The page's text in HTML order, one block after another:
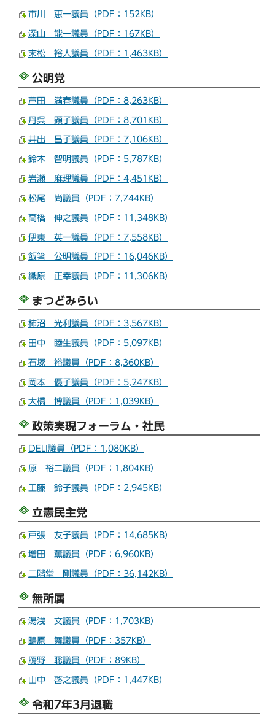
市川 恵一議員（PDF：152KB）
深山 能一議員（PDF：167KB）
末松 裕人議員（PDF：1,463KB）
公明党
芦田 満春議員（PDF：8,263KB）
丹呉 顕子議員（PDF：8,701KB）
井出 昌子議員（PDF：7,106KB）
鈴木 智明議員（PDF：5,787KB）
岩瀬 麻理議員（PDF：4,451KB）
松尾 尚議員（PDF：7,744KB）
高橋 伸之議員（PDF：11,348KB）
伊東 英一議員（PDF：7,558KB）
飯箸 公明議員（PDF：16,046KB）
織原 正幸議員（PDF：11,306KB）
まつどみらい
柿沼 光利議員（PDF：3,567KB）
田中 睦生議員（PDF：5,097KB）
石塚 裕議員（PDF：8,360KB）
岡本 優子議員（PDF：5,247KB）
大橋 博議員（PDF：1,039KB）
政策実現フォーラム・社民
DELI議員（PDF：1,080KB）
原 裕二議員（PDF：1,804KB）
工藤 鈴子議員（PDF：2,945KB）
立憲民主党
戸張 友子議員（PDF：14,685KB）
増田 薫議員（PDF：6,960KB）
二階堂 剛議員（PDF：36,142KB）
無所属
湯浅 文議員（PDF：1,703KB）
鴫原 舞議員（PDF：357KB）
鴈野 聡議員（PDF：89KB）
山中 啓之議員（PDF：1,447KB）
令和7年3月退職